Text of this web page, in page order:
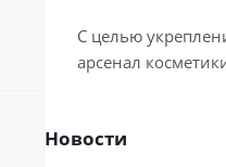
С целью
арсенал
Новости